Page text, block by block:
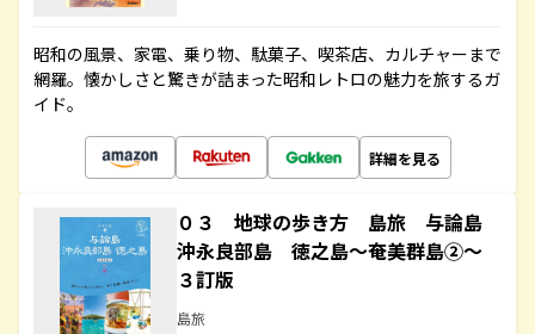
昭和の風景、家電、乗り物、駄菓子、喫茶店、カルチャーまで
網羅。懐かしさと驚きが詰まった昭和レトロの魅力を旅するガ
イド。
詳細を見る
０３ 地球の歩き方 島旅 与論島
沖永良部島 徳之島～奄美群島②～
３訂版
島旅